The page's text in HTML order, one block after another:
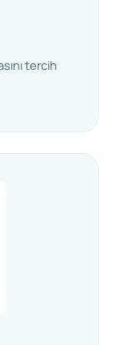
tercih